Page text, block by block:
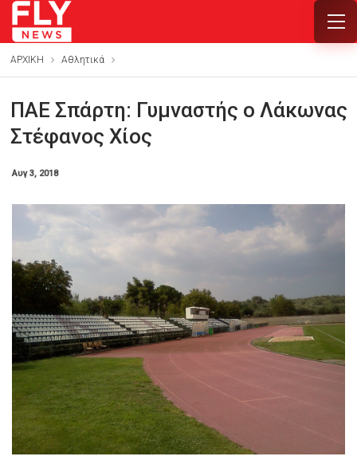
ΑΡΧΙΚΗ Αθλητικά
ΠΑΕ Σπάρτη: Γυμναστής ο Λάκωνας
Στέφανος Χίος
Αυγ 3, 2018